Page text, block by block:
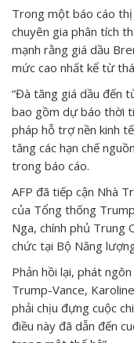
Trong một báo cáo
chuyên gia phân tích
mạnh rằng giá dầu
mức cao nhất kể từ
“Đà tăng giá dầu đến
bao gồm dự báo thời
pháp hỗ trợ nền kinh
tăng các hạn chế
trong báo cáo.
AFP đã tiếp cận Nhà
của Tổng thống
Nga, chính phủ Trung
chức tại Bộ Năng
Phản hồi lại, phát
Trump-Vance,
phải chịu đựng cuộc
điều này đã dẫn đến